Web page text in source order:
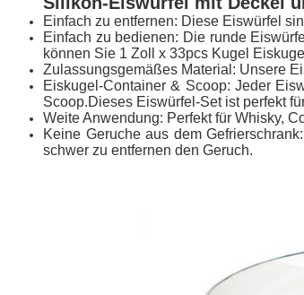
Einfach zu entfernen: Diese Eiswürfel
Einfach zu bedienen: Die runde
können Sie 1 Zoll x 33pcs Kugel
Zulassungsgemäßes Material: Unsere
Eiskugel-Container & Scoop: Jeder
Scoop.Dieses Eiswürfel-Set ist perfekt
Weite Anwendung: Perfekt für Whisky,
Keine Geruche aus dem
schwer zu entfernen den Geruch.